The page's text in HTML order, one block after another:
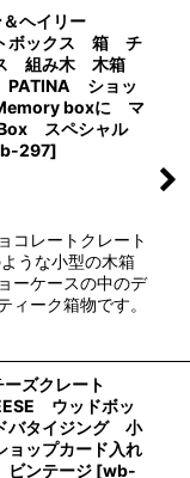
ヘイリー
ボックス 箱 チ
ス 組み木 木箱
PATINA ショッ
boxに マ
スペシャル
297]
コレートクレート
うな小型の木箱
ーケースの中のデ
ィーク箱物です。
ズクレート
ウッドボッ
タイジング 小
ップカード入れ
ンテージ [wb-